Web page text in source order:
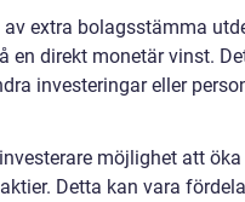
extra bolagsstämma
en direkt monetär vinst.
investeringar eller
möjlighet att
Detta kan vara